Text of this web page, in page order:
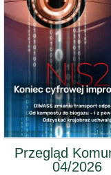
Przegląd
04/2026